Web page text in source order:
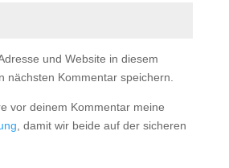
und Website in diesem
nächsten Kommentar speichern.
vor deinem Kommentar meine
, damit wir beide auf der sicheren